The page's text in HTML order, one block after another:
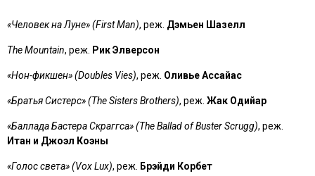
«Человек на Луне» (First Man), реж. Дэмьен Шазелл
The Mountain, реж. Рик Элверсон
«Нон-фикшен» (Doubles Vies), реж. Оливье Ассайас
«Братья Систерс» (The Sisters Brothers), реж. Жак Одийар
«Баллада Бастера Скраггса» (The Ballad of Buster Scrugg), реж.
Итан и Джоэл Коэны
«Голос света» (Vox Lux), реж. Брэйди Корбет